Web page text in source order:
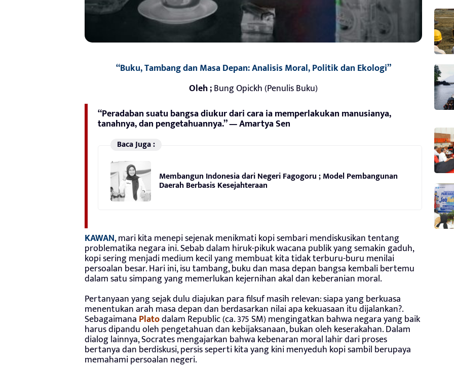
“Buku, Tambang dan Masa Depan: Analisis Moral, Politik dan Ekologi”
Oleh ;Bung Opickh (Penulis Buku)
“Peradaban suatu bangsa diukur dari cara ia memperlakukan manusianya,
tanahnya, dan pengetahuannya.” — Amartya Sen
Baca Juga :
Membangun Indonesia dari Negeri Fagogoru ; Model Pembangunan
Daerah Berbasis Kesejahteraan
KAWAN, mari kita menepi sejenak menikmati kopi sembari mendiskusikan tentang
problematika negara ini. Sebab dalam hiruk-pikuk wacana publik yang semakin gaduh,
kopi sering menjadi medium kecil yang membuat kita tidak terburu-buru menilai
persoalan besar. Hari ini, isu tambang, buku dan masa depan bangsa kembali bertemu
dalam satu simpang yang memerlukan kejernihan akal dan keberanian moral.
Pertanyaan yang sejak dulu diajukan para filsuf masih relevan: siapa yang berkuasa
menentukan arah masa depan dan berdasarkan nilai apa kekuasaan itu dijalankan?.
Sebagaimana Platodalam Republic (ca. 375 SM) mengingatkan bahwa negara yang baik
harus dipandu oleh pengetahuan dan kebijaksanaan, bukan oleh keserakahan. Dalam
dialog lainnya, Socrates mengajarkan bahwa kebenaran moral lahir dari proses
bertanya dan berdiskusi, persis seperti kita yang kini menyeduh kopi sambil berupaya
memahami persoalan negeri.